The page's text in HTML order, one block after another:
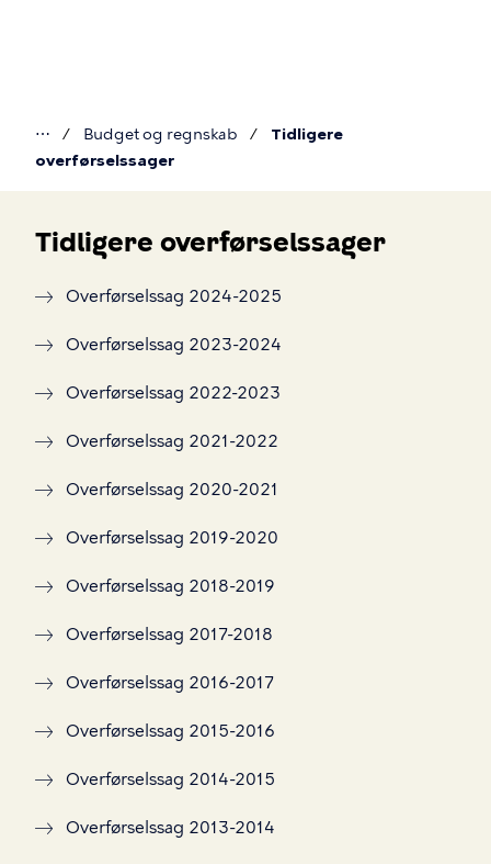
Du
her
⋯ Budget og regnskab
Tidligere
overførselssager
Tidligere
Tidligere overførselssager
Overførselssag 2024-2025
Overførselssag 2023-2024
Overførselssag 2022-2023
Overførselssag 2021-2022
Overførselssag 2020-2021
Overførselssag 2019-2020
Overførselssag 2018-2019
Overførselssag 2017-2018
Overførselssag 2016-2017
Overførselssag 2015-2016
Overførselssag 2014-2015
Overførselssag 2013-2014